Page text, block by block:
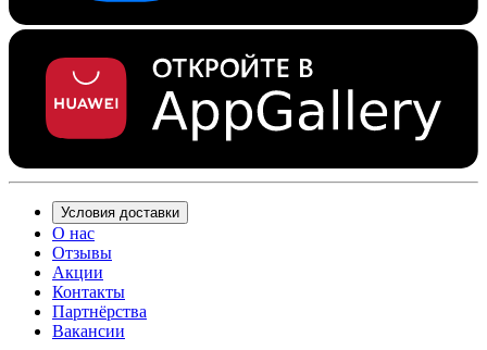
Условия доставки
О нас
Отзывы
Акции
Контакты
Партнёрства
Вакансии